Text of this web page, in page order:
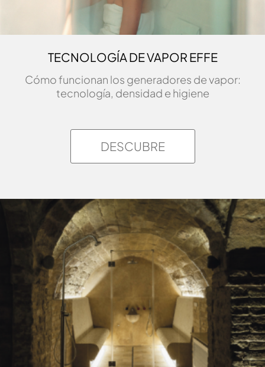
TECNOLOGÍA DE VAPOR EFFE
Cómo funcionan los generadores de vapor:
tecnología, densidad e higiene
DESCUBRE